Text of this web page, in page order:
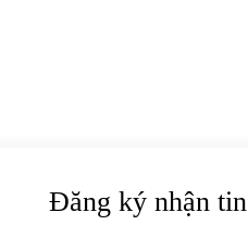
Đăng ký nhận tin